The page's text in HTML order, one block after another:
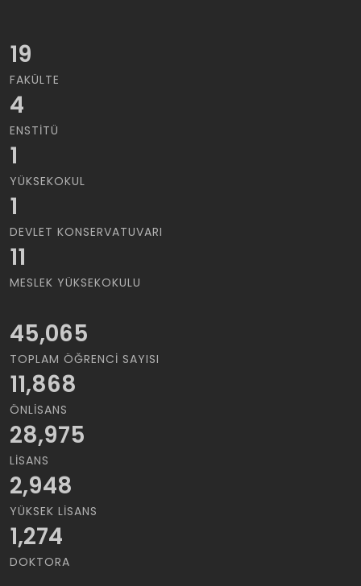
19
FAKÜLTE
4
ENSTITÜ
1
YÜKSEKOKUL
1
DEVLET KONSERVATUVARI
11
MESLEK YÜKSEKOKULU
45,065
TOPLAM ÖĞRENCI SAYISI
11,868
ÖNLISANS
28,975
LISANS
2,948
YÜKSEK LISANS
1,274
DOKTORA